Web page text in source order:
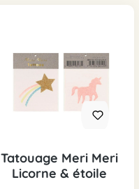
Tatouage Meri Meri
Licorne & étoile